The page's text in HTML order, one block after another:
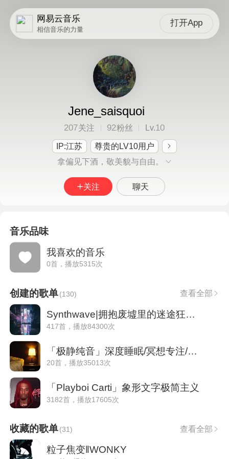
网易云音乐
相信音乐的力量
打开App
Jene_saisquoi
207关注 92粉丝 Lv.10
IP:江苏
尊贵的LV10用户
拿偏见下酒，敬美貌与自由。
关注 聊天
音乐品味
我喜欢的音乐
0首，播放5315次
创建的歌单(130) 查看全部
Synthwave|拥抱废墟里的迷途狂欢赛博朋克
417首，播放84300次
「极静纯音」深度睡眠/冥想专注/安抚情绪
20首，播放35013次
「Playboi Carti」象形文字极简主义
3182首，播放17605次
收藏的歌单(31) 查看全部
粒子焦变‖WONKY